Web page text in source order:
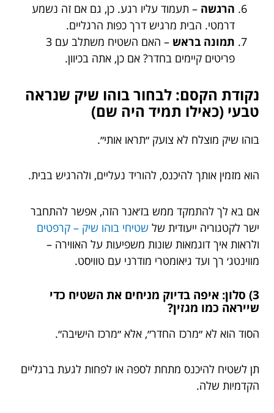
הרגשה – תעמוד עליו רגע. כן, גם אם זה נשמע
דרמטי. הבית מרגיש דרך כפות הרגליים.
תמונה בראש
– האם השטיח משתלב עם 3
פריטים קיימים בחדר? אם כן, אתה בכיוון.
נקודת הקסם: לבחור בוהו שיק שנראה
טבעי (כאילו תמיד היה שם)
בוהו שיק מוצלח לא צועק ״תראו אותי״.
הוא מזמין אותך להיכנס, להוריד נעליים, ולהרגיש בבית.
אם בא לך להתמקד ממש בז׳אנר הזה, אפשר להתחבר
ישר לקטגוריה ייעודית של שטיחי בוהו שיק – קרפטים
ולראות איך דוגמאות שונות משפיעות על האווירה –
מווינטג׳ רך ועד גיאומטרי מודרני עם טוויסט.
3) סלון: איפה בדיוק מניחים את השטיח כדי
שייראה כמו מגזין?
הסוד הוא לא ״מרכז החדר״, אלא ״מרכז הישיבה״.
תן לשטיח להיכנס מתחת לספה או לפחות לגעת ברגליים
הקדמיות שלה.